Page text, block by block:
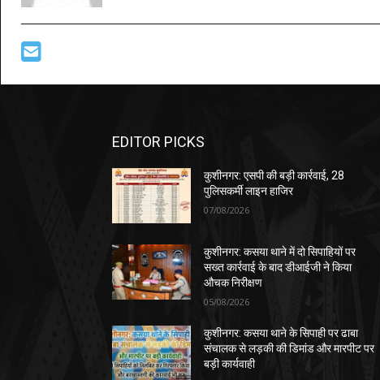
EDITOR PICKS
कुशीनगर: एसपी की बड़ी कार्रवाई, 28
पुलिसकर्मी लाइन हाजिर
07/08/2026
कुशीनगर: कसया थाने में दो सिपाहियों पर
सख्त कार्रवाई के बाद डीआईजी ने किया
औचक निरीक्षण
05/08/2026
कुशीनगर: कसया थाने के सिपाही पर ढाबा
संचालक से लड़की की डिमांड और मारपीट पर
बड़ी कार्यवाही